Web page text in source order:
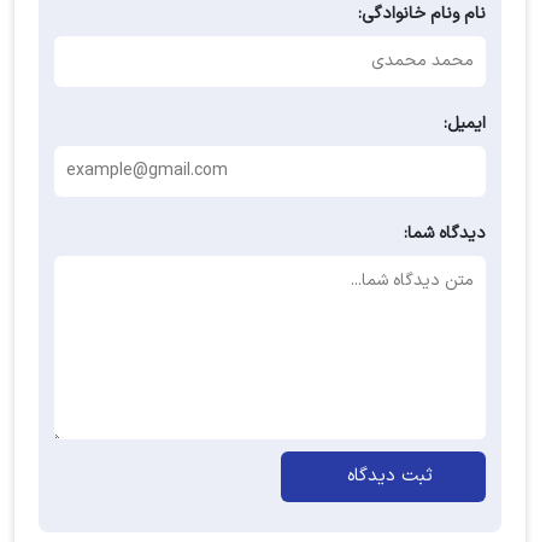
نام ونام خانوادگی:
ایمیل:
دیدگاه شما:
ثبت دیدگاه